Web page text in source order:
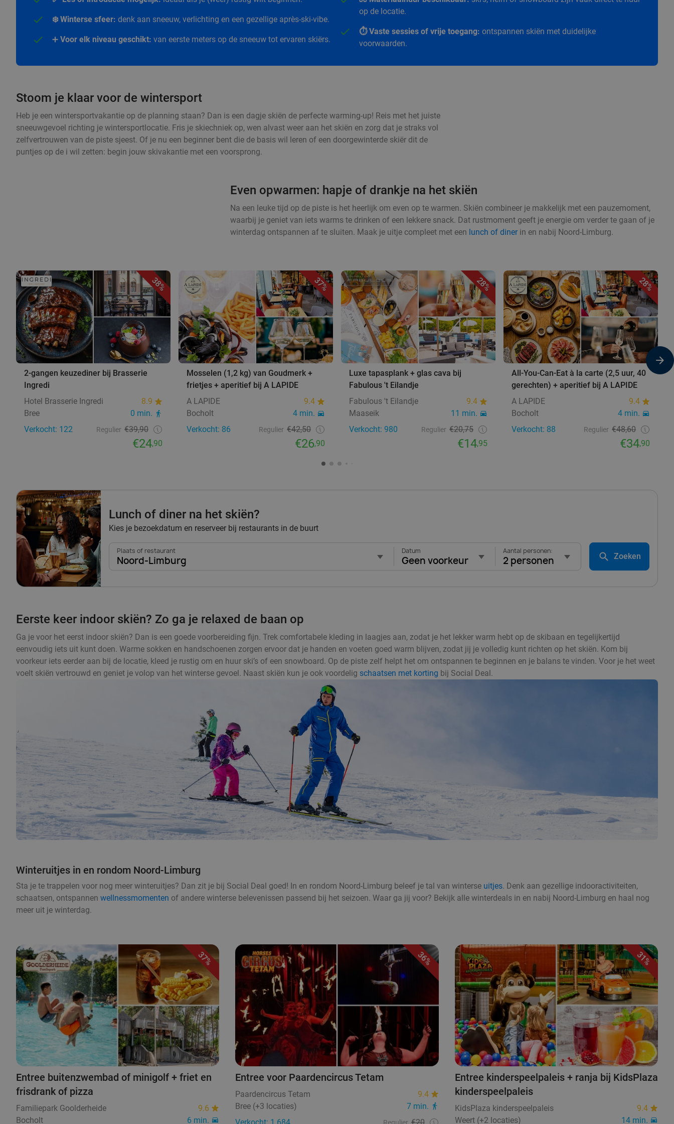
❄️ Winterse sfeer: denk aan sneeuw, verlichting en een gezellige après-ski-vibe.
➕ Voor elk niveau geschikt: van eerste meters op de sneeuw tot ervaren skiërs.
op de locatie.
⏱️ Vaste sessies of vrije toegang:ontspannen skiën met duidelijke
voorwaarden.
Stoom je klaar voor de wintersport
Heb je een wintersportvakantie op de planning staan? Dan is een dagje skiën de perfecte warming-up! Reis met het juiste
sneeuwgevoel richting je wintersportlocatie. Fris je skiechniek op, wen alvast weer aan het skiën en zorg dat je straks vol
zelfvertrouwen van de piste sjeest. Of je nu een beginner bent die de basis wil leren of een doorgewinterde skiër dit de
puntjes op de i wil zetten: begin jouw skivakantie met een voorsprong.
Even opwarmen: hapje of drankje na het skiën
Na een leuke tijd op de piste is het heerlijk om even op te warmen. Skiën combineer je makkelijk met een pauzemoment,
waarbij je geniet van iets warms te drinken of een lekkere snack. Dat rustmoment geeft je energie om verder te gaan of je
winterdag ontspannen af te sluiten. Maak je uitje compleet met een lunch of dinerin en nabij Noord-Limburg.
38%
2-gangen keuzediner bij Brasserie
Ingredi
Hotel Brasserie Ingredi
8.9
Bree
0 min.
Verkocht: 122
Regulier €39,90
€24,90
37%
Mosselen (1,2 kg) van Goudmerk +
frietjes + aperitief bij A LAPIDE
A LAPIDE
9.4
Bocholt
4 min.
Verkocht: 86
Regulier €42,50
€26,90
28%
Luxe tapasplank + glas cava bij
Fabulous 't Eilandje
Fabulous 't Eilandje
9.4
Maaseik
11 min.
Verkocht: 980
Regulier €20,75
€14,95
28%
All-You-Can-Eat à la carte (2,5 uur, 40
gerechten) + aperitief bij A LAPIDE
A LAPIDE
9.4
Bocholt
4 min.
Verkocht: 88
Regulier €48,60
€34,90
Lunch of diner na het skiën?
Kies je bezoekdatum en reserveer bij restaurants in de buurt
Plaats of restaurant
Noord-Limburg
Datum
Geen voorkeur
Aantal personen:
2 personen Zoeken
Eerste keer indoor skiën? Zo ga je relaxed de baan op
Ga je voor het eerst indoor skiën? Dan is een goede voorbereiding fijn. Trek comfortabele kleding in laagjes aan, zodat je het lekker warm hebt op de skibaan en tegelijkertijd
eenvoudig iets uit kunt doen. Warme sokken en handschoenen zorgen ervoor dat je handen en voeten goed warm blijven, zodat jij je volledig kunt richten op het skiën. Kom bij
voorkeur iets eerder aan bij de locatie, kleed je rustig om en huur ski’s of een snowboard. Op de piste zelf helpt het om ontspannen te beginnen en je balans te vinden. Voor je het weet
voelt skiën vertrouwd en geniet je volop van het winterse gevoel. Naast skiën kun je ook voordelig schaatsen met korting bij Social Deal.
Winteruitjes in en rondom Noord-Limburg
Sta je te trappelen voor nog meer winteruitjes? Dan zit je bij Social Deal goed! In en rondom Noord-Limburg beleef je tal van winterse uitjes. Denk aan gezellige indooractiviteiten,
schaatsen, ontspannen wellnessmomenten of andere winterse belevenissen passend bij het seizoen. Waar ga jij voor? Bekijk alle winterdeals in en nabij Noord-Limburg en haal nog
meer uit je winterdag.
37%
Entree buitenzwembad of minigolf + friet en
frisdrank of pizza
Familiepark Goolderheide
9.6
Bocholt
6 min.
36%
Entree voor Paardencircus Tetam
Paardencircus Tetam
9.4
Bree (+3 locaties)
7 min.
31%
Entree kinderspeelpaleis + ranja bij KidsPlaza
kinderspeelpaleis
KidsPlaza kinderspeelpaleis
9.4
Weert (+2 locaties)
14 min.